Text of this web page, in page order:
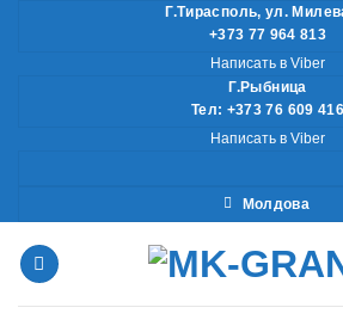
Г.Тирасполь, ул.
+373 77 964 813
Написать в Viber
Г.Рыбница
Тел: +373 76 609 416
Написать в Viber
Молдова